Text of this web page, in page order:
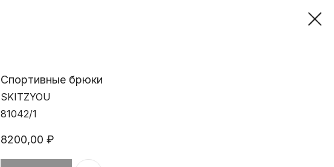
Спортивные брюки
SKITZYOU
81042/1
8200,00 ₽